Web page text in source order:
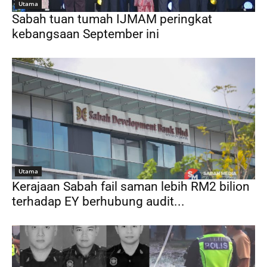
Utama
Sabah tuan tumah IJMAM peringkat
kebangsaan September ini
Utama
Kerajaan Sabah fail saman lebih RM2 bilion
terhadap EY berhubung audit...